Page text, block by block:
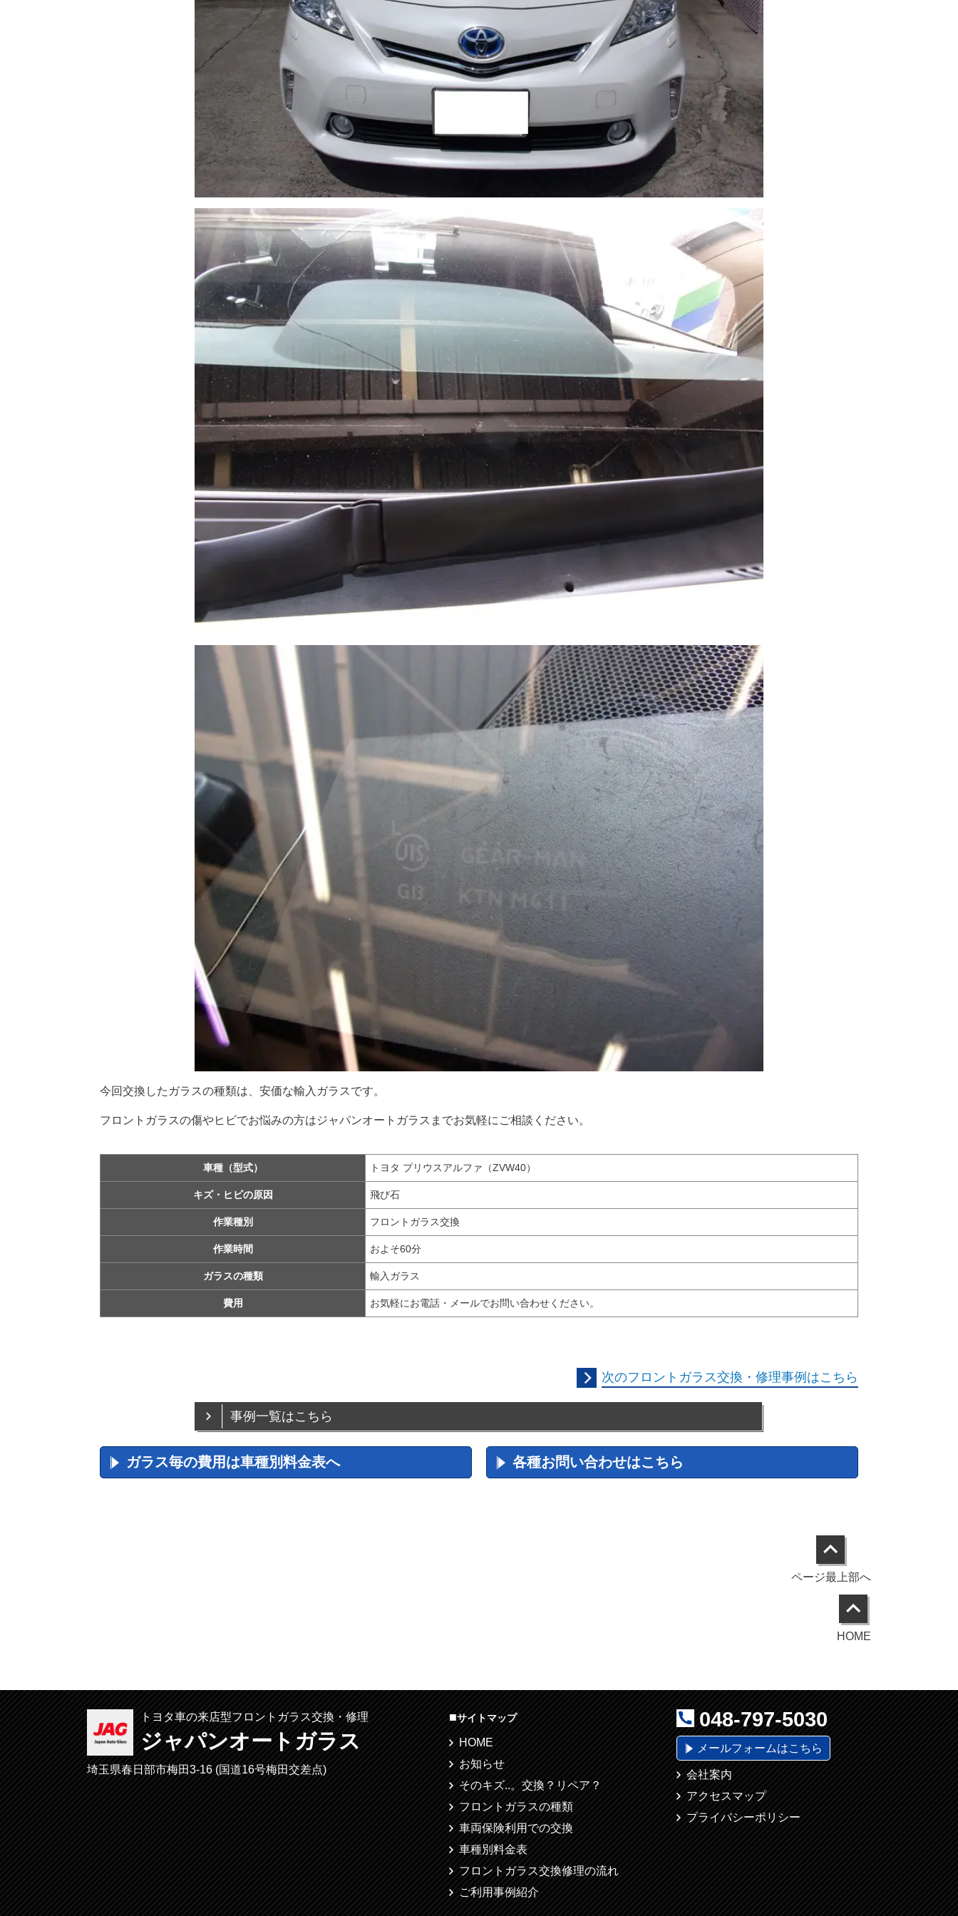
今回交換したガラスの種類は、安価な輸入ガラスです。
フロントガラスの傷やヒビでお悩みの方はジャパンオートガラスまでお気軽にご相談ください。
車種（型式） トヨタ プリウスアルファ（ZVW40）
キズ・ヒビの原因 飛び石
作業種別 フロントガラス交換
作業時間 およそ60分
ガラスの種類 輸入ガラス
費用 お気軽にお電話・メールでお問い合わせください。
次のフロントガラス交換・修理事例はこちら
事例一覧はこちら
ガラス毎の費用は車種別料金表へ 各種お問い合わせはこちら
ページ最上部へ
HOME
トヨタ車の来店型フロントガラス交換・修理
ジャパンオートガラス
埼玉県春日部市梅田3-16 (国道16号梅田交差点)
■サイトマップ
HOME
お知らせ
そのキズ..。交換？リペア？
フロントガラスの種類
車両保険利用での交換
車種別料金表
フロントガラス交換修理の流れ
ご利用事例紹介
048-797-5030
メールフォームはこちら
会社案内
アクセスマップ
プライバシーポリシー